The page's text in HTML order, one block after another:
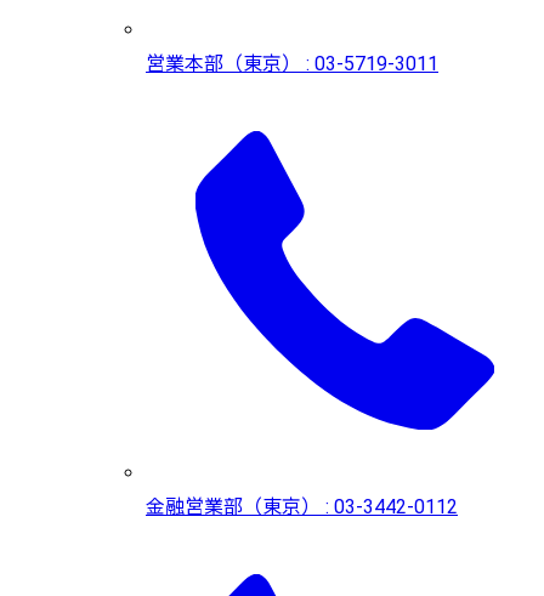
営業本部（東京） : 03-5719-3011
金融営業部（東京） : 03-3442-0112